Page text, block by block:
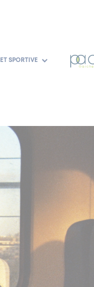
SPORTIVE